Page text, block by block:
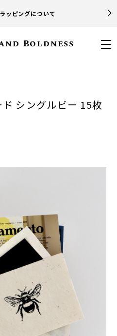
ッピングについて
Boldness
シングルビー 15枚